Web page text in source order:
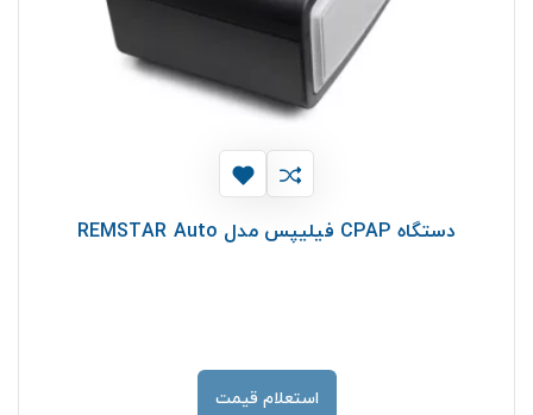
دستگاه CPAP فیلیپس مدل REMSTAR Auto
استعلام قیمت